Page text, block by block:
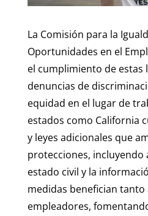
La Comisión para la
Oportunidades en el
el cumplimiento de estas
denuncias de
equidad en el lugar de
estados como California
y leyes adicionales que
protecciones, incluyendo
estado civil y la
medidas benefician
empleadores,